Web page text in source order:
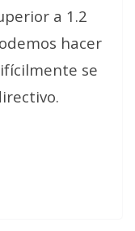
a 1.2
hacer
se